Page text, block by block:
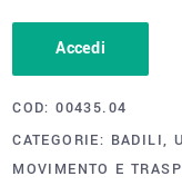
Accedi
COD:00435.04
CATEGORIE: BADILI,
MOVIMENTO E